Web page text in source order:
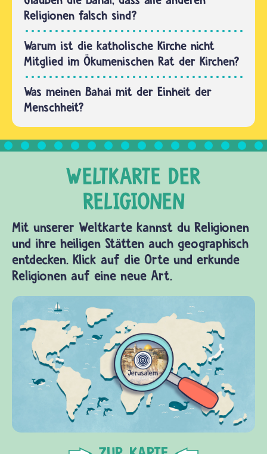
wollen,…
Religionen falsch sind?
Warum ist die katholische Kirche nicht
Mitglied im Ökumenischen Rat der Kirchen?
Was meinen Bahai mit der Einheit der
Menschheit?
Mit unserer Weltkarte kannst du Religionen
und ihre heiligen Stätten auch geographisch
entdecken. Klick auf die Orte und erkunde
Religionen auf eine neue Art.